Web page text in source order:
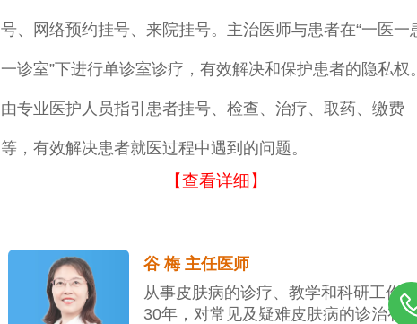
号、网络预约挂号、来院挂号。主治医师与患者在“一医一
一诊室”下进行单诊室诊疗，有效解决和保护患者的隐私权。
由专业医护人员指引患者挂号、检查、治疗、取药、缴费
等，有效解决患者就医过程中遇到的问题。
【查看详细】
谷 梅 主任医师
从事皮肤病的诊疗、教学和科研工作近
30年，对常见及疑难皮肤病的诊治有